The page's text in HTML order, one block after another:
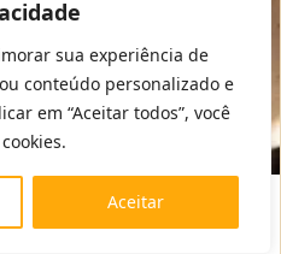
sua experiência de
conteúdo personalizado e
em “Aceitar todos”, você
Aceitar